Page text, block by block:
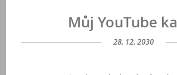
Můj YouTube
28. 12. 2030